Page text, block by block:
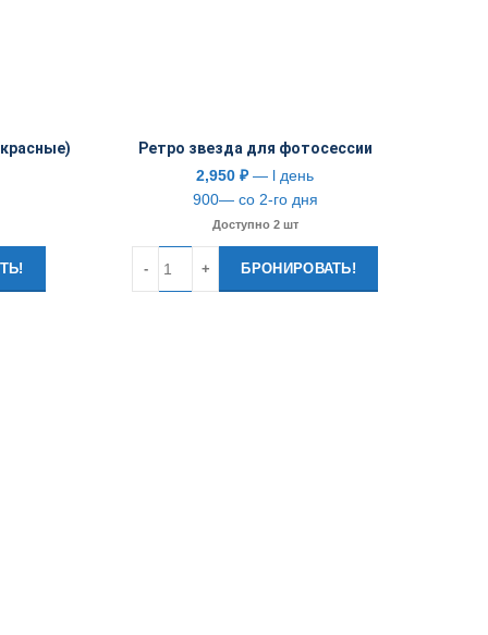
Ретро звезда для фотосессии
2,950₽— l день
900— со 2-го дня
Доступно 2 шт
БРОНИРОВАТЬ!